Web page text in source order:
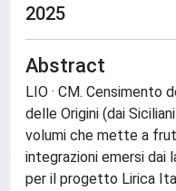
2025
Abstract
LIO · CM. Censimento
delle Origini (dai
volumi che mette a
integrazioni emersi dai
per il progetto Lirica